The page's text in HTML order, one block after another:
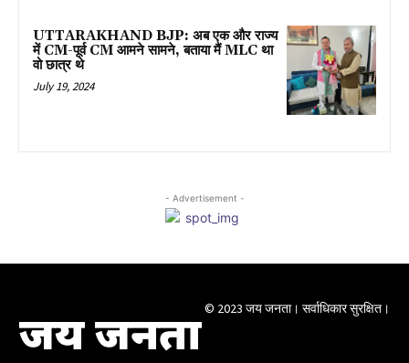
UTTARAKHAND BJP: अब एक और राज्य
में CM-पूर्व CM आमने सामने, बताया मैं MLC था
वो छात्र थे
July 19, 2024
- Advertisement -
जय जनता © 2023 जय जनता। सर्वाधिकार सुरक्षित।